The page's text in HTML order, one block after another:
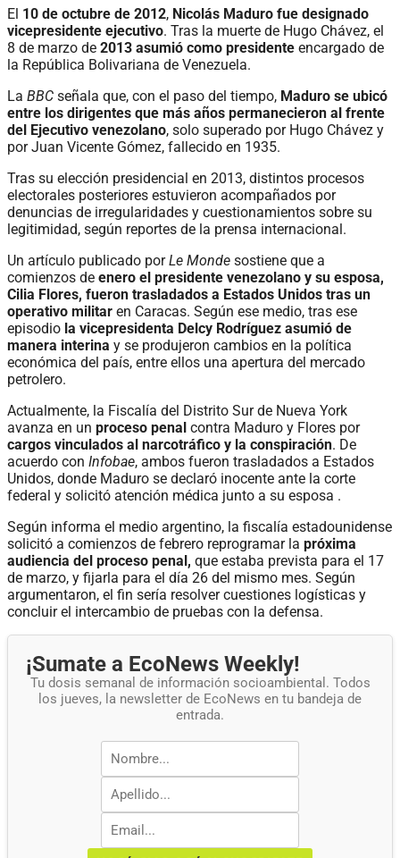
El 10 de octubre de 2012, Nicolás Maduro fue designado
vicepresidente ejecutivo. Tras la muerte de Hugo Chávez, el
8 de marzo de 2013 asumió como presidente encargado de
la República Bolivariana de Venezuela.
La BBC señala que, con el paso del tiempo, Maduro se ubicó
entre los dirigentes que más años permanecieron al frente
del Ejecutivo venezolano, solo superado por Hugo Chávez y
por Juan Vicente Gómez, fallecido en 1935.
Tras su elección presidencial en 2013, distintos procesos
electorales posteriores estuvieron acompañados por
denuncias de irregularidades y cuestionamientos sobre su
legitimidad, según reportes de la prensa internacional.
Un artículo publicado porLe Monde sostiene que a
comienzos de enero el presidente venezolano y su esposa,
Cilia Flores, fueron trasladados a Estados Unidos tras un
operativo militar en Caracas. Según ese medio, tras ese
episodio la vicepresidenta Delcy Rodríguez asumió de
manera interina y se produjeron cambios en la política
económica del país, entre ellos una apertura del mercado
petrolero.
Actualmente, la Fiscalía del Distrito Sur de Nueva York
avanza en un proceso penal contra Maduro y Flores por
cargos vinculados al narcotráfico y la conspiración. De
acuerdo con Infobae, ambos fueron trasladados a Estados
Unidos, donde Maduro se declaró inocente ante la corte
federal y solicitó atención médica junto a su esposa .
Según informa el medio argentino, la fiscalía estadounidense
solicitó a comienzos de febrero reprogramar la próxima
audiencia del proceso penal, que estaba prevista para el 17
de marzo, y fijarla para el día 26 del mismo mes. Según
argumentaron, el fin sería resolver cuestiones logísticas y
concluir el intercambio de pruebas con la defensa.
¡Sumate a EcoNews Weekly!
Tu dosis semanal de información socioambiental. Todos
los jueves, la newsletter de EcoNews en tu bandeja de
entrada.